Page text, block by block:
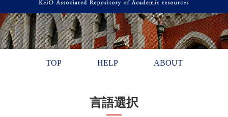
TOP HELP ABOUT
言語選択